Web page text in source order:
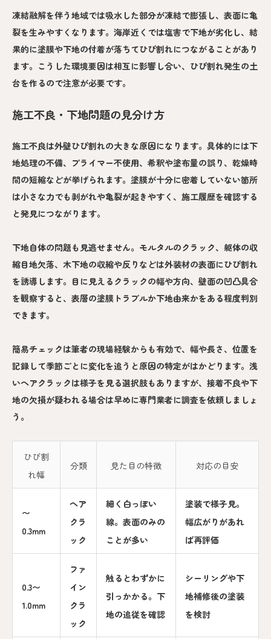
凍結融解を伴う地域では吸水した部分が凍結で膨張し、表面に亀
裂を生みやすくなります。海岸近くでは塩害で下地が劣化し、結
果的に塗膜や下地の付着が落ちてひび割れにつながることがあり
ます。こうした環境要因は相互に影響し合い、ひび割れ発生の土
台を作るので注意が必要です。
施工不良・下地問題の見分け方
施工不良は外壁ひび割れの大きな原因になります。具体的には下
地処理の不備、プライマー不使用、希釈や塗布量の誤り、乾燥時
間の短縮などが挙げられます。塗膜が十分に密着していない箇所
は小さな力でも剥がれや亀裂が起きやすく、施工履歴を確認する
と発見につながります。
下地自体の問題も見逃せません。モルタルのクラック、躯体の収
縮目地欠落、木下地の収縮や反りなどは外装材の表面にひび割れ
を誘導します。目に見えるクラックの幅や方向、壁面の凹凸具合
を観察すると、表層の塗膜トラブルか下地由来かをある程度判別
できます。
簡易チェックは筆者の現場経験からも有効で、幅や長さ、位置を
記録して季節ごとに変化を追うと原因の特定がはかどります。浅
いヘアクラックは様子を見る選択肢もありますが、接着不良や下
地の欠損が疑われる場合は早めに専門業者に調査を依頼しましょ
う。
ひび割
れ幅
分類 見た目の特徴 対応の目安
〜
0.3mm
ヘア
クラ
ック
細く白っぽい
線。表面のみの
ことが多い
塗装で様子見。
幅広がりがあれ
ば再評価
0.3〜
1.0mm
ファ
イン
クラ
ック
触るとわずかに
引っかかる。下
地の追従を確認
シーリングや下
地補修後の塗装
を検討